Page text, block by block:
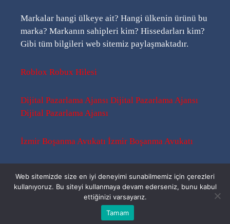
Markalar hangi ülkeye ait? Hangi ülkenin ürünü bu
marka? Markanın sahipleri kim? Hissedarları kim?
Gibi tüm bilgileri web sitemiz paylaşmaktadır.
Roblox Robux Hilesi
Dijital Pazarlama Ajansı Dijital Pazarlama Ajansı
Dijital Pazarlama Ajansı
İzmir Boşanma Avukatı İzmir Boşanma Avukatı
Bu Kimin Ürünü ? | 2026 ©
Web sitemizde size en iyi deneyimi sunabilmemiz için çerezleri
kullanıyoruz. Bu siteyi kullanmaya devam ederseniz, bunu kabul
ettiğinizi varsayarız.
Tamam